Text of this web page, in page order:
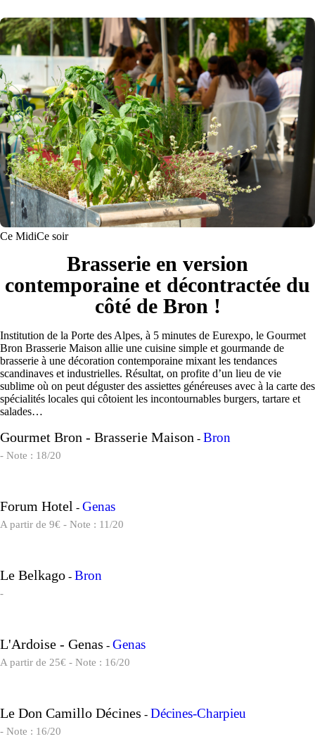
Ce MidiCe soir
Brasserie en version
contemporaine et décontractée du
côté de Bron !
Institution de la Porte des Alpes, à 5 minutes de Eurexpo, le Gourmet
Bron Brasserie Maison allie une cuisine simple et gourmande de
brasserie à une décoration contemporaine mixant les tendances
scandinaves et industrielles. Résultat, on profite d’un lieu de vie
sublime où on peut déguster des assiettes généreuses avec à la carte des
spécialités locales qui côtoient les incontournables burgers, tartare et
salades…
Gourmet Bron - Brasserie Maison - Bron
- Note : 18/20
Forum Hotel - Genas
A partir de 9€ - Note : 11/20
Le Belkago - Bron
-
L'Ardoise - Genas - Genas
A partir de 25€ - Note : 16/20
Le Don Camillo Décines - Décines-Charpieu
- Note : 16/20